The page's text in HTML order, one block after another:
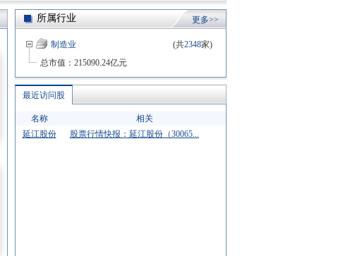
所属行业 更多>>
制造业 (共2348家)
总市值： 215090.24亿元
最近访问股
名称
相关
延江股份
股票行情快报：延江股份（30065...